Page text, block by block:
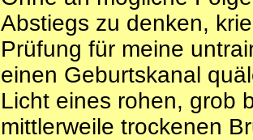
Abstiegs zu denken,
Prüfung für meine
einen Geburtskanal
Licht eines rohen, grob
mittlerweile trockenen